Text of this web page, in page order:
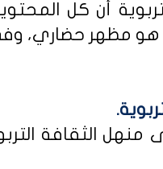
أن كل
مظهر حضاري،
الثقافة